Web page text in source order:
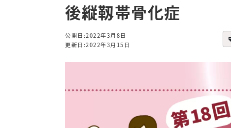
後縦靱帯骨化症
公開日:2022年3月8日
更新日:2022年3月15日